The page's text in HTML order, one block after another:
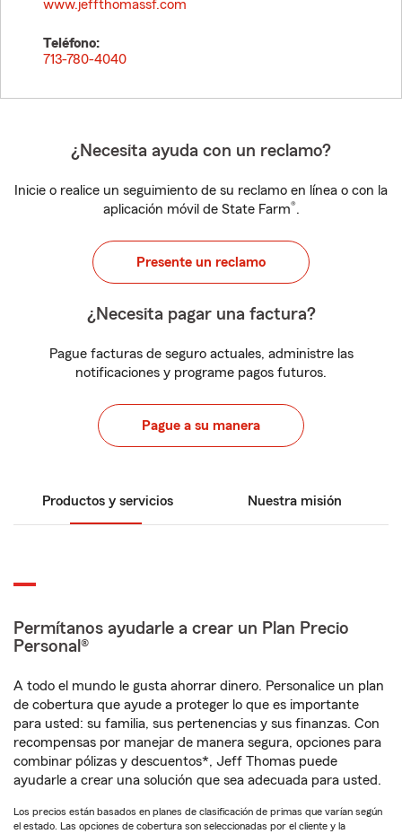
www.jeffthomassf.com
Teléfono:
713-780-4040
¿Necesita ayuda con un reclamo?
Inicie o realice un seguimiento de su reclamo en línea o con la
aplicación móvil de State Farm®.
Presente un reclamo
¿Necesita pagar una factura?
Pague facturas de seguro actuales, administre las
notificaciones y programe pagos futuros.
Pague a su manera
Productos y servicios Nuestra misión
Permítanos ayudarle a crear un Plan Precio
Personal®
A todo el mundo le gusta ahorrar dinero. Personalice un plan
de cobertura que ayude a proteger lo que es importante
para usted: su familia, sus pertenencias y sus finanzas. Con
recompensas por manejar de manera segura, opciones para
combinar pólizas y descuentos*, Jeff Thomas puede
ayudarle a crear una solución que sea adecuada para usted.
Los precios están basados en planes de clasificación de primas que varían según
el estado. Las opciones de cobertura son seleccionadas por el cliente y la